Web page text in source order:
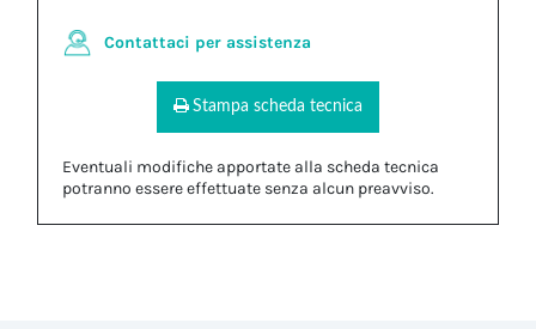
Contattaci per assistenza
Stampa scheda tecnica
Eventuali modifiche apportate alla scheda tecnica
potranno essere effettuate senza alcun preavviso.